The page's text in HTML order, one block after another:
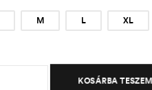
M L XL
KOSÁRBA TESZEM